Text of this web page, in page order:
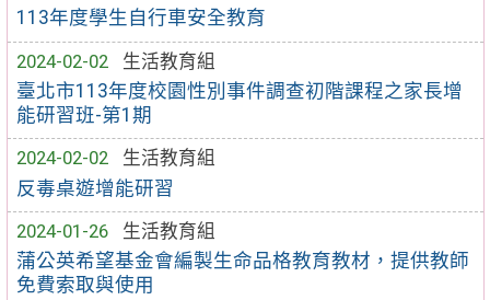
113年度學生自行車安全教育
2024-02-02
生活教育組
臺北市113年度校園性別事件調查初階課程之家長增
能研習班-第1期
2024-02-02
生活教育組
反毒桌遊增能研習
2024-01-26
生活教育組
蒲公英希望基金會編製生命品格教育教材，提供教師
免費索取與使用